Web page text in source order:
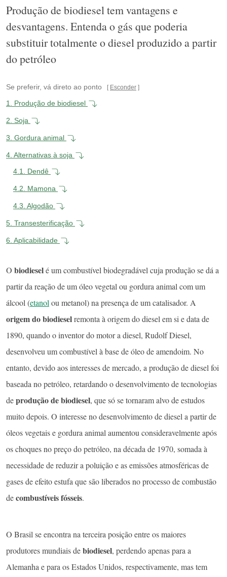
Produção de biodiesel tem vantagens e
desvantagens. Entenda o gás que poderia
substituir totalmente o diesel produzido a partir
do petróleo
Se preferir, vá direto ao ponto Esconder
1. Produção de biodiesel
2. Soja
3. Gordura animal
4. Alternativas à soja
4.1.
Dendê
4.2. Mamona
4.3. Algodão
5. Transesterificação
6. Aplicabilidade
O biodieselé um combustível biodegradável cuja produção se dá a
partir da reação de um óleo vegetal ou gordura animal com um
álcool (etanol ou metanol) na presença de um catalisador. A
origem do biodieselremonta à origem do diesel em si e data de
1890, quando o inventor do motor a diesel, Rudolf Diesel,
desenvolveu um combustível à base de óleo de amendoim. No
entanto, devido aos interesses de mercado, a produção de diesel foi
baseada no petróleo, retardando o desenvolvimento de tecnologias
deprodução de biodiesel, que só se tornaram alvo de estudos
muito depois. O interesse no desenvolvimento de diesel a partir de
óleos vegetais e gordura animal aumentou consideravelmente após
os choques no preço do petróleo, na década de 1970, somada à
necessidade de reduzir a poluição e as emissões atmosféricas de
gases de efeito estufa que são liberados no processo de combustão
decombustíveis fósseis.
O Brasil se encontra na terceira posição entre os maiores
produtores mundiais debiodiesel, perdendo apenas para a
Alemanha e para os Estados Unidos, respectivamente, mas tem